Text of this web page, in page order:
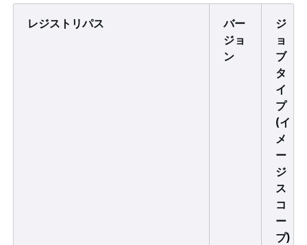
レジストリパス
バー
ジョ
ン
ジ
ョ
ブ
タ
イ
プ
(イ
メ
ー
ジ
ス
コ
ー
プ)